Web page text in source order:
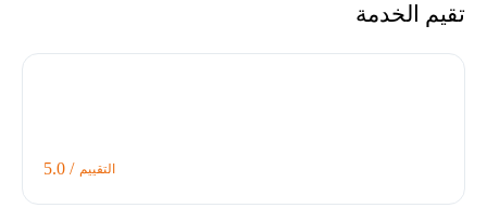
تقيم الخدمة
التقييم / 5.0